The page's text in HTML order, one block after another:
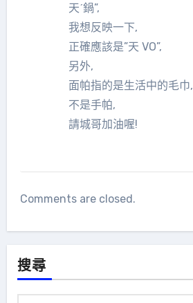
天ˊ鍋”,
我想反映一下,
正確應該是”天 VO”,
另外,
面帕指的是生活中的毛巾,
不是手帕,
請城哥加油喔!
Comments are closed.
搜尋